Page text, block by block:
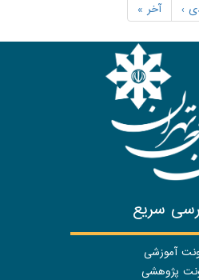
› آخر »
سریع
آموزشی
پژوهشی